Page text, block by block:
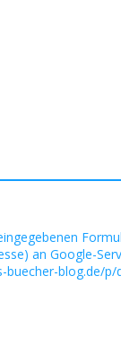
an Google-
blog.de/